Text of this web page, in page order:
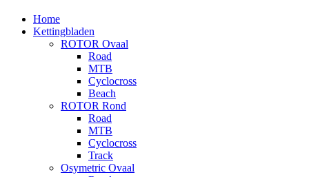
Home
Kettingbladen
ROTOR Ovaal
Road
MTB
Cyclocross
Beach
ROTOR Rond
Road
MTB
Cyclocross
Track
Osymetric Ovaal